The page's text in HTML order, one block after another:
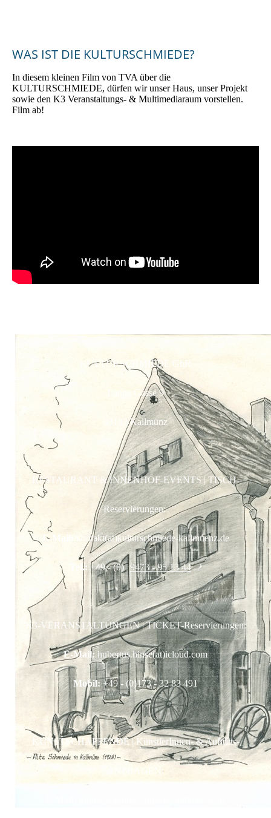
WAS IST DIE KULTURSCHMIEDE?
In diesem kleinen Film von TVA über die
KULTURSCHMIEDE, dürfen wir unser Haus, unser Projekt
sowie den K3 Veranstaltungs- & Multimediaraum vorstellen.
Film ab!
KULTURSCHMIEDE GbR
Lange Gasse 9
93183 Kallmünz
RESTAURANT & INNENHOF-EVENTS | TISCH-
Reservierungen:
E-Mail: kontakt(at)kulturschmiede-kallmuenz.de
Tel.: +49 - (0) 9473 - 95 13 44 2
K3-VERANSTALTUNGEN | TICKET-Reservierungen:
E-Mail:hubertus.hinse(at)icloud.com
Mobil:+49 - (0)173 - 32 83 491
KUNSTSCHAFFENDE | KünstlerInnen- & Auftritts-
ANFRAGEN: